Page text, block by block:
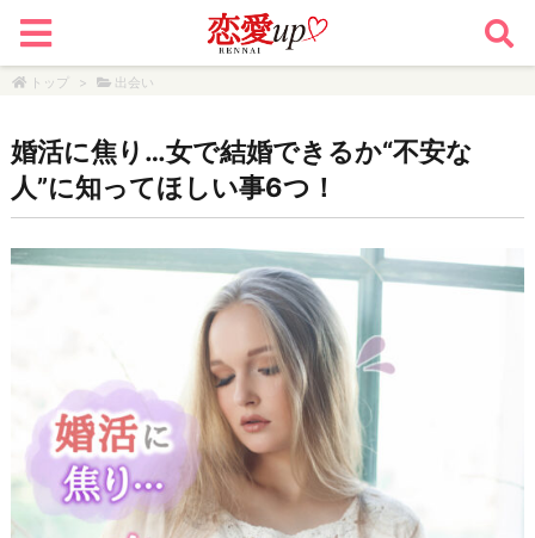
トップ > 出会い
婚活に焦り…女で結婚できるか“不安な
人”に知ってほしい事6つ！